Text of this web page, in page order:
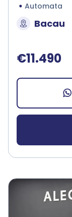
Automata
Bacau
€11.490